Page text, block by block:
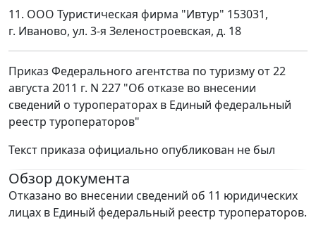
11. ООО Туристическая фирма "Ивтур" 153031,
г. Иваново, ул. 3-я Зеленостроевская, д. 18
Приказ Федерального агентства по туризму от 22
августа 2011 г. N 227 "Об отказе во внесении
сведений о туроператорах в Единый федеральный
реестр туроператоров"
Текст приказа официально опубликован не был
Обзор документа
Отказано во внесении сведений об 11 юридических
лицах в Единый федеральный реестр туроператоров.